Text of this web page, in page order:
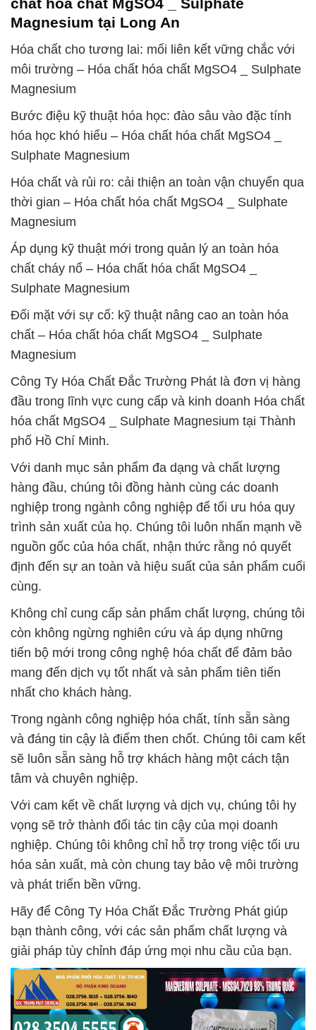
chất hóa chất MgSO4 _ Sulphate
Magnesium tại Long An
Hóa chất cho tương lai: mối liên kết vững chắc với
môi trường – Hóa chất hóa chất MgSO4 _ Sulphate
Magnesium
Bước điệu kỹ thuật hóa học: đào sâu vào đặc tính
hóa học khó hiểu – Hóa chất hóa chất MgSO4 _
Sulphate Magnesium
Hóa chất và rủi ro: cải thiện an toàn vận chuyển qua
thời gian – Hóa chất hóa chất MgSO4 _ Sulphate
Magnesium
Áp dụng kỹ thuật mới trong quản lý an toàn hóa
chất cháy nổ – Hóa chất hóa chất MgSO4 _
Sulphate Magnesium
Đối mặt với sự cố: kỹ thuật nâng cao an toàn hóa
chất – Hóa chất hóa chất MgSO4 _ Sulphate
Magnesium
Công Ty Hóa Chất Đắc Trường Phát là đơn vị hàng
đầu trong lĩnh vực cung cấp và kinh doanh Hóa chất
hóa chất MgSO4 _ Sulphate Magnesium tại Thành
phố Hồ Chí Minh.
Với danh mục sản phẩm đa dạng và chất lượng
hàng đầu, chúng tôi đồng hành cùng các doanh
nghiệp trong ngành công nghiệp để tối ưu hóa quy
trình sản xuất của họ. Chúng tôi luôn nhấn mạnh về
nguồn gốc của hóa chất, nhận thức rằng nó quyết
định đến sự an toàn và hiệu suất của sản phẩm cuối
cùng.
Không chỉ cung cấp sản phẩm chất lượng, chúng tôi
còn không ngừng nghiên cứu và áp dụng những
tiến bộ mới trong công nghệ hóa chất để đảm bảo
mang đến dịch vụ tốt nhất và sản phẩm tiên tiến
nhất cho khách hàng.
Trong ngành công nghiệp hóa chất, tính sẵn sàng
và đáng tin cậy là điểm then chốt. Chúng tôi cam kết
sẽ luôn sẵn sàng hỗ trợ khách hàng một cách tận
tâm và chuyên nghiệp.
Với cam kết về chất lượng và dịch vụ, chúng tôi hy
vọng sẽ trở thành đối tác tin cậy của mọi doanh
nghiệp. Chúng tôi không chỉ hỗ trợ trong việc tối ưu
hóa sản xuất, mà còn chung tay bảo vệ môi trường
và phát triển bền vững.
Hãy để Công Ty Hóa Chất Đắc Trường Phát giúp
bạn thành công, với các sản phẩm chất lượng và
giải pháp tùy chỉnh đáp ứng mọi nhu cầu của bạn.